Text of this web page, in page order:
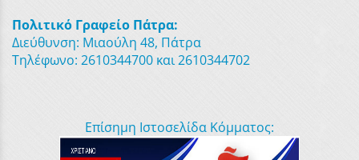
Πολιτικό Γραφείο Πάτρα:
Διεύθυνση: Μιαούλη 48, Πάτρα
Τηλέφωνο: 2610344700 και 2610344702
Επίσημη Ιστοσελίδα Κόμματος: